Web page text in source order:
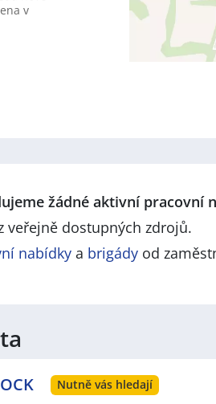
v
žádné aktivní pracovní
veřejně dostupných zdrojů.
nabídky a brigády od
Nutně vás hledají